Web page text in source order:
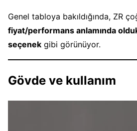
Genel tabloya bakıldığında, ZR
fiyat/performans anlamında
seçenek gibi görünüyor.
Gövde ve kullanım